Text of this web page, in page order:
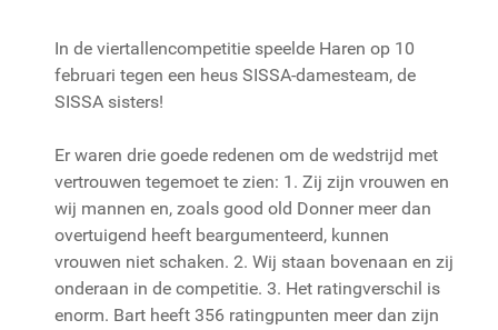
In de viertallencompetitie speelde Haren op 10
februari tegen een heus SISSA-damesteam, de
SISSA sisters!
Er waren drie goede redenen om de wedstrijd met
vertrouwen tegemoet te zien: 1. Zij zijn vrouwen en
wij mannen en, zoals good old Donner meer dan
overtuigend heeft beargumenteerd, kunnen
vrouwen niet schaken. 2. Wij staan bovenaan en zij
onderaan in de competitie. 3. Het ratingverschil is
enorm. Bart heeft 356 ratingpunten meer dan zijn